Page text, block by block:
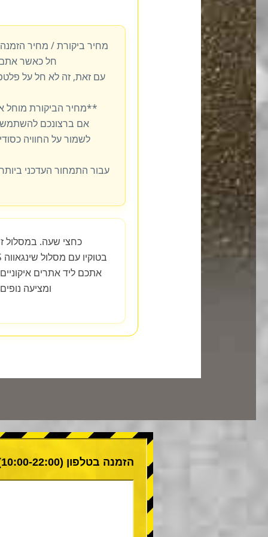
מחיר ביקורת / מחיר
חל כאשר
עם זאת, זה לא חל על
**מחיר הביקורת מוחל
אם ברצונכם להשתמש
לשמור על החוויה
עבור התמחור העדכני
אתכם ליד אתרים
ומציעה
הזמנה בטלפון (10:00-22:00)